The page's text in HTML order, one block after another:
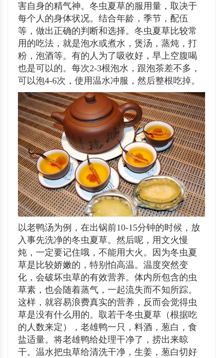
害自身的精气神。冬虫夏草的服用量，取决于
每个人的身体状况。结合年龄，季节，配伍
等，做出正确的判断和选择。冬虫夏草比较常
用的吃法，就是泡水或煮水，煲汤，蒸炖，打
粉，泡酒等。有的人为了吸收好，早上空腹喝
也是可以的。每次2-3根泡水，跟泡茶差不多，
可以泡4-6次，使用温水冲服，然后整根吃掉。
以老鸭汤为例，在出锅前10-15分钟的时候，放
入事先洗净的冬虫夏草。然后呢，用文火慢
炖，一定要记住哦，不能用大火。因为冬虫夏
草是比较娇嫩的，特别怕高温。温度突然变
化，会破坏虫草的有效营养。体内所包含的虫
草素，也会随着蒸气，一起流失而不知所踪。
这样，就容易浪费真实的营养，反而会觉得虫
草是没有什么用的。取若干冬虫夏草（根据吃
的人数来定），老雄鸭一只，料酒，葱白，食
盐适量。将老雄鸭给处理干净了，捞出来晾
干。温水把虫草给清洗干净，生姜，葱白切好